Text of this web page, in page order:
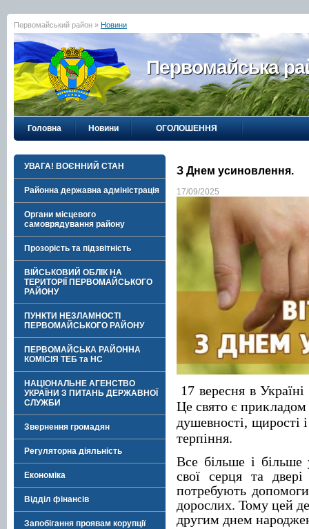
Первомайський район » Новини
Первомайська
Головна Новини ОГОЛОШЕННЯ
УВАГА! ВОЄННИЙ СТАН
Районна державна адміністрація
Органи місцевого
самоврядування району
Прозорість та підзвітність
ВІЙСЬКОВИЙ ОБЛІК НА
ТЕРИТОРІЇ ПЕРВОМАЙСЬКОГО
РАЙОНУ
ПУНКТИ НЕЗЛАМНОСТІ
ПЕРВОМАЙСЬКОГО РАЙОНУ
ПЕРВОМАЙСЬКА РАЙОННА
КОМІСІЯ ТЕБ та НС
НАЦІОНАЛЬНЕ АГЕНСТВО
УКРАЇНИ З ПИТАНЬ ДЕРЖАВНОЇ
СЛУЖБИ
Звернення громадян
Регуляторна діяльність
Економіка
Відділ фінансів
Запобігання проявам корупції
З Днем усиновлення.
17/09/2025
17 вересня в
Це свято є прикладом
душевності, щирості
терпіння.
Все більше і більше
свої серця та
потребують
дорослих. Тому цей
другим днем